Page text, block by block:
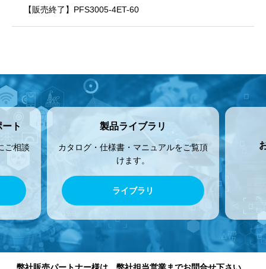
【販売終了】PFS3005-4ET-60
ト
ご相談
製品ライブラリ
カタログ・仕様書・マニュアルをご覧頂
けます。
ライブラリ